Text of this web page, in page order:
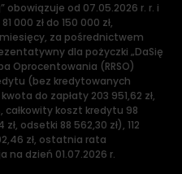
obowiązuje od 07.05.2026 r. r. i
000 zł do 150 000 zł,
za pośrednictwem
dla pożyczki „DaSię
Oprocentowania (RRSO)
(bez kredytowanych
do zapłaty 203 951,62 zł,
koszt kredytu 98
odsetki 88 562,30 zł), 112
zł, ostatnia rata
na dzień 01.07.2026 r.